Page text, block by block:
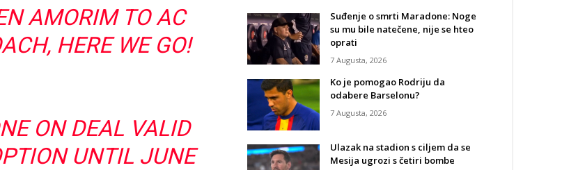
AMORIM TO AC
HERE WE GO!
ON DEAL VALID
UNTIL JUNE
Suđenje o smrti Maradone: Noge
su mu bile natečene, nije se hteo
oprati
7 Augusta, 2026
Ko je pomogao Rodriju da
odabere Barselonu?
7 Augusta, 2026
Ulazak na stadion s ciljem da se
Mesija ugrozi s četiri bombe